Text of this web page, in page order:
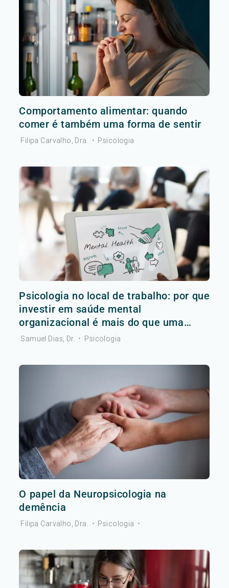
Comportamento alimentar: quando
comer é também uma forma de sentir
Filipa Carvalho, Dra. • Psicologia
Psicologia no local de trabalho: por que
investir em saúde mental
organizacional é mais do que uma
tendência?
Samuel Dias, Dr. • Psicologia
O papel da Neuropsicologia na
demência
Filipa Carvalho, Dra. • Psicologia •